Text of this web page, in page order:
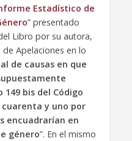
Estadístico de
” presentado
Libro por su autora,
Apelaciones en lo
de causas en que
bis del Código
cuarenta y uno por
encuadrarían en
género”. En el mismo